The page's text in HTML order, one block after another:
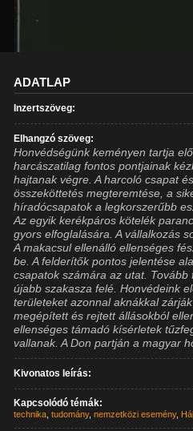
ADATLAP
Inzertszöveg:
Elhangzó szöveg:
Honvédségünk keményen tartja
harcászatilag fontos pontjainak
hajtanak végre. A harcoló csapat
összeköttetés megteremtése, a
híradócsapatok a legkorszerűbb
Az egyik kerékpáros kötelék
gyors elfoglalására. A vállalkozás
A makacsul ellenálló ellenséges
be. A felderítők pontos jelentése
csapatok számára az utat.
újabb szakasza felé. Honvédeink
területeket azonnal aknákkal
megépített és rejtett állásokból
ellenséges támadó kísérletek
vallanak. A Don partján a magyar
Kivonatos leírás:
Kapcsolódó témák:
technika ,tudomány,nemzetközi esemény,